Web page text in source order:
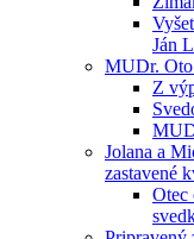
Ján
MUDr. Oto
Z
Jolana a
zastavené
Otec